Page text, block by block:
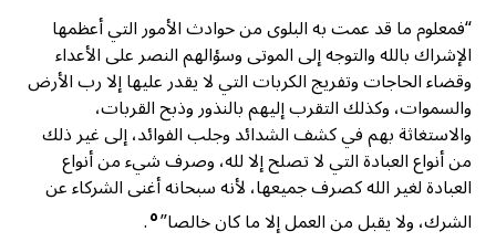
“فمعلوم ما قد عمت به البلوى من حوادث الأمور التي أعظمها
الإشراك بالله والتوجه إلى الموتى وسؤالهم النصر على الأعداء
وقضاء الحاجات وتفريج الكربات التي لا يقدر عليها إلا رب الأرض
والسموات، وكذلك التقرب إليهم بالنذور وذبح القربات،
والاستغاثة بهم في كشف الشدائد وجلب الفوائد، إلى غير ذلك
من أنواع العبادة التي لا تصلح إلا لله، وصرف شيء من أنواع
العبادة لغير الله كصرف جميعها، لأنه سبحانه أغنى الشركاء عن
الشرك، ولا يقبل من العمل إلا ما كان خالصا”٥.